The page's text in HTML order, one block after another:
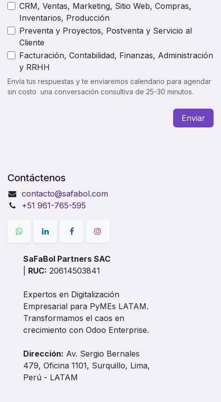
CRM, Ventas, Marketing, Sitio Web, Compras,
Inventarios, Producción
Preventa y Proyectos, Postventa y Servicio al
Cliente
Facturación, Contabilidad, Finanzas, Administración
y RRHH
Envía tus respuestas y te enviaremos calendario para agendar
sin costo una conversación consultiva de 25-30 minutos.
Enviar
Contáctenos
contacto@safabol.com
+51 961-765-595
SaFaBol Partners SAC
RUC: 20614503841
Expertos en Digitalización
Empresarial para PyMEs LATAM.
Transformamos el caos en
crecimiento con Odoo Enterprise.
Dirección: Av. Sergio Bernales
479, Oficina 1101, Surquillo, Lima,
Perú - LATAM